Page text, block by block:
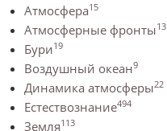
Атмосфера15
Атмосферные фронты13
Бури19
Воздушный океан9
Динамика атмосферы22
Естествознание494
Земля113